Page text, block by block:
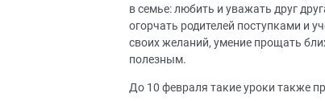
в семье: любить и уважать друг
огорчать родителей поступками и
своих желаний, умение прощать
полезным.
До 10 февраля такие уроки также